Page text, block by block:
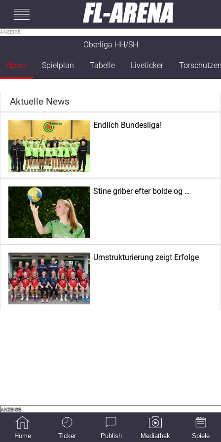
Oberliga HH/SH
News Spielplan Tabelle Liveticker
Aktuelle News
Endlich Bundesliga!
Stine griber efter bolde og …
Umstrukturierung zeigt Erfolge
Home Ticker Publish Mediathek Spiele